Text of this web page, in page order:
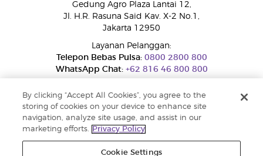
Gedung Agro Plaza Lantai 12,
Jl. H.R. Rasuna Said Kav. X-2 No.1,
Jakarta 12950
Layanan Pelanggan:
Telepon Bebas Pulsa:0800 2800 800
WhatsApp Chat:+62 816 46 800 800
By clicking “Accept All Cookies”, you agree to the
storing of cookies on your device to enhance site
navigation, analyze site usage, and assist in our
marketing efforts.
Privacy Policy
Cookie Settings